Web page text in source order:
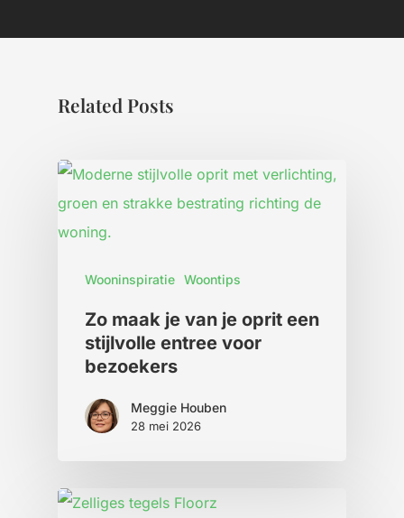
Related Posts
Wooninspiratie Woontips
Zo maak je van je oprit een
stijlvolle entree voor
bezoekers
Meggie Houben
28 mei 2026